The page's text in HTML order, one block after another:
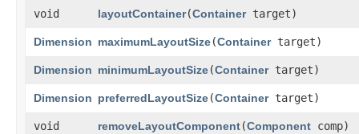
void layoutContainer​(Containertarget)
Dimension maximumLayoutSize​(Containertarget)
Dimension minimumLayoutSize​(Containertarget)
Dimension preferredLayoutSize​(Containertarget)
void removeLayoutComponent​(Component comp)